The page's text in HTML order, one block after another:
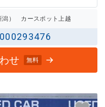
潟） カースポット上越
せ 無料